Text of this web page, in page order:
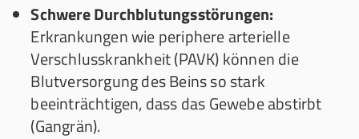
Schwere Durchblutungsstörungen:
Erkrankungen wie periphere arterielle
Verschlusskrankheit (PAVK) können die
Blutversorgung des Beins so stark
beeinträchtigen, dass das Gewebe abstirbt
(Gangrän).